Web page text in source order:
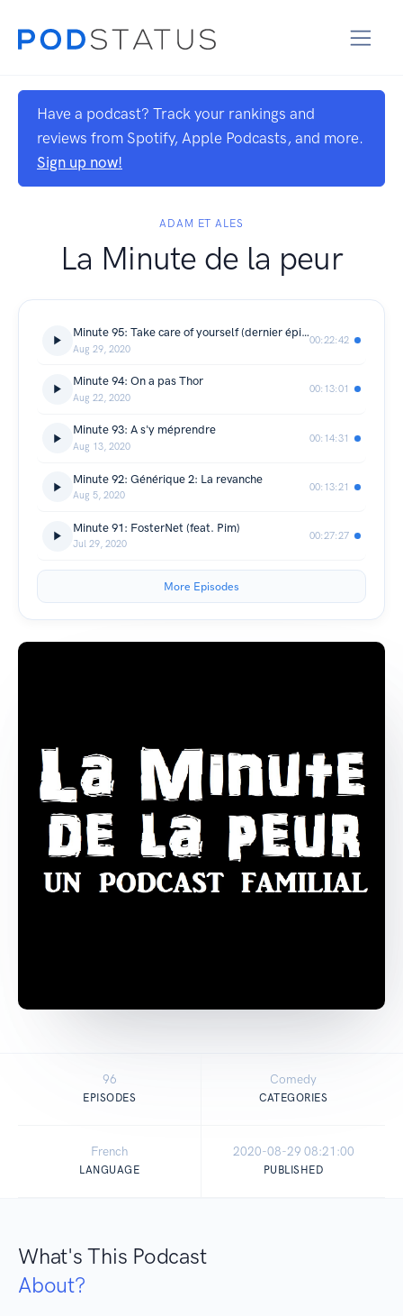
Have a podcast? Track your rankings and
reviews from Spotify, Apple Podcasts, and more.
Sign up now!
ADAM ET ALES
La Minute de la peur
Minute 95: Take care of yourself (dernier épisode)
Aug 29, 2020
00:22:42
Minute 94: On a pas Thor
Aug 22, 2020
00:13:01
Minute 93: A s'y méprendre
Aug 13, 2020
00:14:31
Minute 92: Générique 2: La revanche
Aug 5, 2020
00:13:21
Minute 91: FosterNet (feat. Pim)
Jul 29, 2020
00:27:27
More Episodes
96
EPISODES
Comedy
CATEGORIES
French
LANGUAGE
2020-08-29 08:21:00
PUBLISHED
What's This Podcast
About?